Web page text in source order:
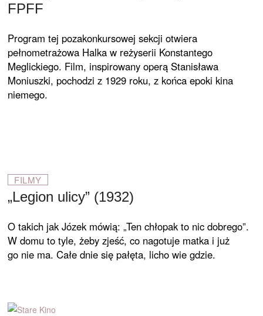
FPFF
Program tej pozakonkursowej sekcji otwiera
pełnometrażowa Halka w reżyserii Konstantego
Meglickiego. Film, inspirowany operą Stanisława
Moniuszki, pochodzi z 1929 roku, z końca epoki kina
niemego.
FILMY
„Legion ulicy” (1932)
O takich jak Józek mówią: „Ten chłopak to nic dobrego”.
W domu to tyle, żeby zjeść, co nagotuje matka i już
go nie ma. Całe dnie się pałęta, licho wie gdzie.